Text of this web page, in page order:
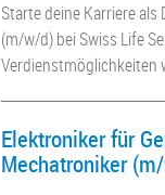
Starte deine Karriere
(m/w/d) bei Swiss Life
Verdienstmöglichkeiten
Elektroniker für
Mechatroniker